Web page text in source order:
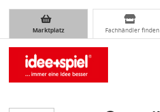
Marktplatz Fachhändler finden